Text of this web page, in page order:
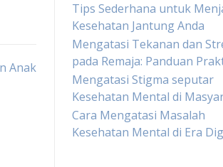
Anak
Tips Sederhana untuk
Kesehatan Jantung Anda
Mengatasi Tekanan dan
pada Remaja: Panduan
Mengatasi Stigma seputar
Kesehatan Mental di
Cara Mengatasi Masalah
Kesehatan Mental di Era